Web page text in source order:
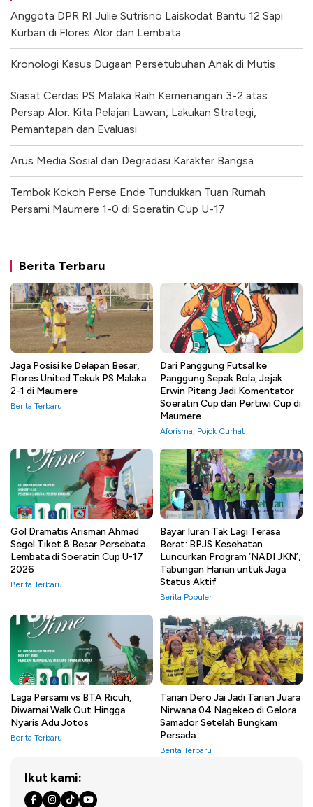
Anggota DPR RI Julie Sutrisno Laiskodat Bantu 12 Sapi
Kurban di Flores Alor dan Lembata
Kronologi Kasus Dugaan Persetubuhan Anak di Mutis
Siasat Cerdas PS Malaka Raih Kemenangan 3-2 atas
Persap Alor: Kita Pelajari Lawan, Lakukan Strategi,
Pemantapan dan Evaluasi
Arus Media Sosial dan Degradasi Karakter Bangsa
Tembok Kokoh Perse Ende Tundukkan Tuan Rumah
Persami Maumere 1-0 di Soeratin Cup U-17
Berita Terbaru
Jaga Posisi ke Delapan Besar,
Flores United Tekuk PS Malaka
2-1 di Maumere
Berita Terbaru
Dari Panggung Futsal ke
Panggung Sepak Bola, Jejak
Erwin Pitang Jadi Komentator
Soeratin Cup dan Pertiwi Cup di
Maumere
Aforisma, Pojok Curhat
Gol Dramatis Arisman Ahmad
Segel Tiket 8 Besar Persebata
Lembata di Soeratin Cup U-17
2026
Berita Terbaru
Bayar Iuran Tak Lagi Terasa
Berat: BPJS Kesehatan
Luncurkan Program ‘NADI JKN’,
Tabungan Harian untuk Jaga
Status Aktif
Berita Populer
Laga Persami vs BTA Ricuh,
Diwarnai Walk Out Hingga
Nyaris Adu Jotos
Berita Terbaru
Tarian Dero Jai Jadi Tarian Juara
Nirwana 04 Nagekeo di Gelora
Samador Setelah Bungkam
Persada
Berita Terbaru
Ikut kami: